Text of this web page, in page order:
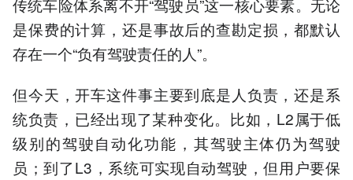
传统车险体系离不开“驾驶员”这一核心要素。无论
是保费的计算，还是事故后的查勘定损，都默认
存在一个“负有驾驶责任的人”。
但今天，开车这件事主要到底是人负责，还是系
统负责，已经出现了某种变化。比如，L2属于低
级别的驾驶自动化功能，其驾驶主体仍为驾驶
员；到了L3，系统可实现自动驾驶，但用户要保